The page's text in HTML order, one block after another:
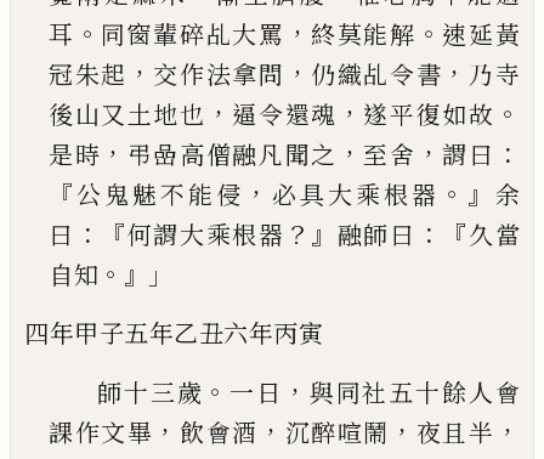
耳 。 同窗輩碎乩大罵 ， 終莫能解 。 速延黃
冠朱起 ， 交作法拿問 ， 仍織乩令書 ， 乃寺
後山又土地也 ， 逼令還魂 ， 遂平復如故 。
是時 ， 弔嵒高僧融凡聞之 ， 至舍 ，謂曰 ：
『公鬼魅不能侵 ， 必具大乘根器 。』 余
曰 ：『何謂大乘根器 ？』 融師曰 ：『久當
自知 。』」
四年甲子五年乙丑六年丙寅
師十三歲 。 一日 ， 與同社五十餘人會
課作文畢 ，飲會酒 ， 沉醉喧鬧 ， 夜且半 ，